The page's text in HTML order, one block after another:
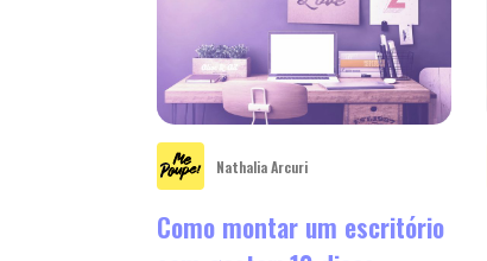
Nathalia Arcuri
Como montar um escritório